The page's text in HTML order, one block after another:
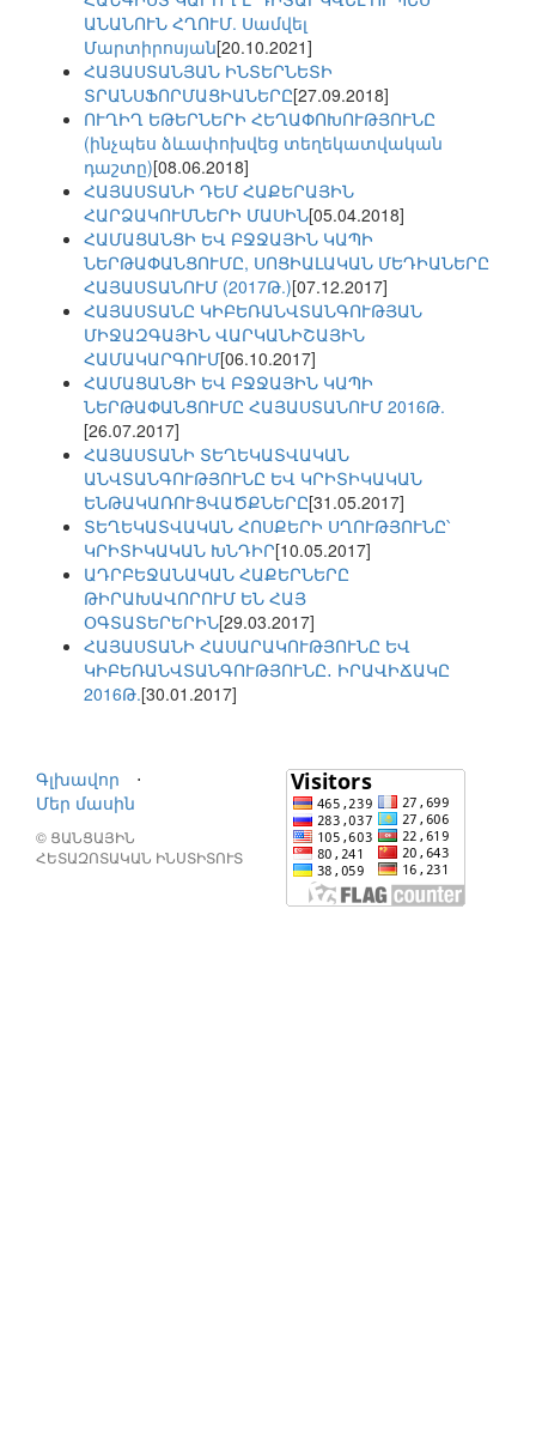
ԱՆԱՆՈՒՆ ՀՂՈՒՄ. Սամվել
Մարտիրոսյան[20.10.2021]
ՀԱՅԱՍՏԱՆՅԱՆ ԻՆՏԵՐՆԵՏԻ
ՏՐԱՆՍՖՈՐՄԱՑԻԱՆԵՐԸ[27.09.2018]
ՈՒՂԻՂ ԵԹԵՐՆԵՐԻ ՀԵՂԱՓՈԽՈՒԹՅՈՒՆԸ
(ինչպես ձևափոխվեց տեղեկատվական
դաշտը)[08.06.2018]
ՀԱՅԱՍՏԱՆԻ ԴԵՄ ՀԱՔԵՐԱՅԻՆ
ՀԱՐՁԱԿՈՒՄՆԵՐԻ ՄԱՍԻՆ[05.04.2018]
ՀԱՄԱՑԱՆՑԻ ԵՎ ԲՋՋԱՅԻՆ ԿԱՊԻ
ՆԵՐԹԱՓԱՆՑՈՒՄԸ, ՍՈՑԻԱԼԱԿԱՆ ՄԵԴԻԱՆԵՐԸ
ՀԱՅԱՍՏԱՆՈՒՄ (2017Թ.)[07.12.2017]
ՀԱՅԱՍՏԱՆԸ ԿԻԲԵՌԱՆՎՏԱՆԳՈՒԹՅԱՆ
ՄԻՋԱԶԳԱՅԻՆ ՎԱՐԿԱՆԻՇԱՅԻՆ
ՀԱՄԱԿԱՐԳՈՒՄ[06.10.2017]
ՀԱՄԱՑԱՆՑԻ ԵՎ ԲՋՋԱՅԻՆ ԿԱՊԻ
ՆԵՐԹԱՓԱՆՑՈՒՄԸ ՀԱՅԱՍՏԱՆՈՒՄ 2016Թ.
[26.07.2017]
ՀԱՅԱՍՏԱՆԻ ՏԵՂԵԿԱՏՎԱԿԱՆ
ԱՆՎՏԱՆԳՈՒԹՅՈՒՆԸ ԵՎ ԿՐԻՏԻԿԱԿԱՆ
ԵՆԹԱԿԱՌՈՒՑՎԱԾՔՆԵՐԸ[31.05.2017]
ՏԵՂԵԿԱՏՎԱԿԱՆ ՀՈՍՔԵՐԻ ՍՂՈՒԹՅՈՒՆԸ՝
ԿՐԻՏԻԿԱԿԱՆ ԽՆԴԻՐ[10.05.2017]
ԱԴՐԲԵՋԱՆԱԿԱՆ ՀԱՔԵՐՆԵՐԸ
ԹԻՐԱԽԱՎՈՐՈՒՄ ԵՆ ՀԱՅ
ՕԳՏԱՏԵՐԵՐԻՆ[29.03.2017]
ՀԱՅԱՍՏԱՆԻ ՀԱՍԱՐԱԿՈՒԹՅՈՒՆԸ ԵՎ
ԿԻԲԵՌԱՆՎՏԱՆԳՈՒԹՅՈՒՆԸ․ ԻՐԱՎԻՃԱԿԸ
2016Թ.[30.01.2017]
Գլխավոր
⋅
Մեր մասին
© ՑԱՆՑԱՅԻՆ
ՀԵՏԱԶՈՏԱԿԱՆ ԻՆՍՏԻՏՈՒՏ